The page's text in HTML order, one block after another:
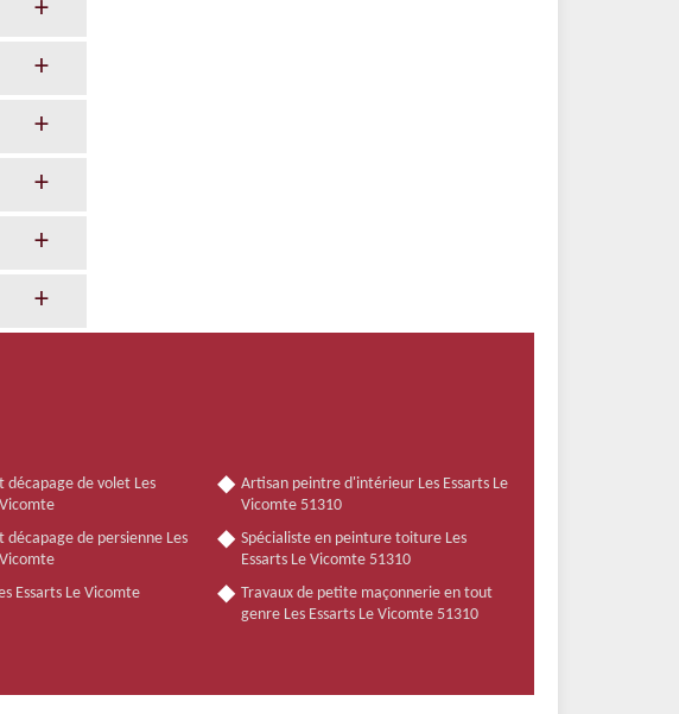
décapage de volet Les
décapage de persienne Les
Essarts Le Vicomte
Artisan peintre d'intérieur Les Essarts Le
Vicomte 51310
Spécialiste en peinture toiture Les
Essarts Le Vicomte 51310
Travaux de petite maçonnerie en tout
genre Les Essarts Le Vicomte 51310